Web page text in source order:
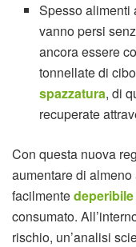
Spesso alimenti
vanno persi
ancora essere
tonnellate di
spazzatura, di
recuperate
Con questa nuova
aumentare di
facilmentedeperibile
consumato.
rischio, un’analisi